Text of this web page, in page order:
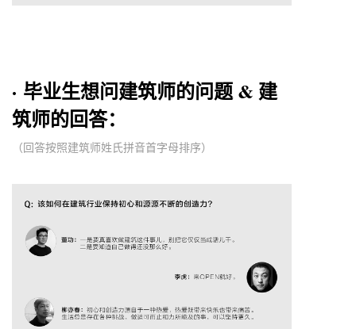
· 毕业生想问建筑师的问题 & 建
筑师的回答：
（回答按照建筑师姓氏拼音首字母排序）